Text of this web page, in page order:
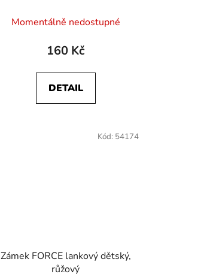
Momentálně nedostupné
160 Kč
DETAIL
Zámek FORCE lankový dětský,
růžový
Kód: 54174